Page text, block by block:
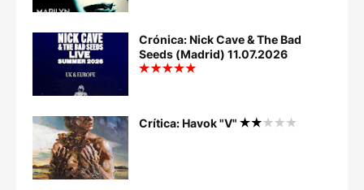
Crónica: Nick Cave & The Bad
Seeds (Madrid) 11.07.2026
Crítica: Havok "V"